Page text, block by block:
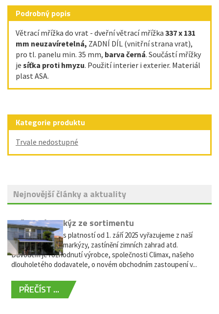
Podrobný popis
Větrací mřížka do vrat - dveřní větrací mřížka 337 x 131
mm neuzavíretelná, ZADNÍ DÍL (vnitřní strana vrat),
pro tl. panelu min. 35 mm, barva černá. Součástí mřížky
je síťka proti hmyzu. Použití interier i exterier. Materiál
plast ASA.
Kategorie produktu
Trvale nedostupné
Nejnovější články a aktuality
Vyřazení markýz ze sortimentu
Vážení zákazníci, s platností od 1. září 2025 vyřazujeme z naší
nabídky výsuvné markýzy, zastínění zimních zahrad atd.
Důvodem je rozhodnutí výrobce, společnosti Climax, našeho
dlouholetého dodavatele, o novém obchodním zastoupení v...
PŘEČÍST ...